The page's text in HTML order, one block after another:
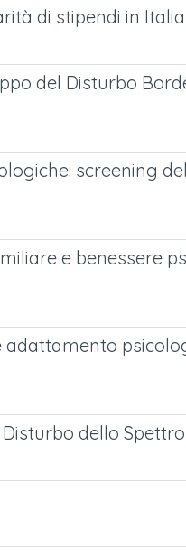
di stipendi in
del Disturbo
screening
e benessere
dello